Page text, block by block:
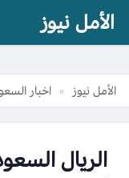
الأمل نيوز
الأمل نيوز » اخبار
الريال